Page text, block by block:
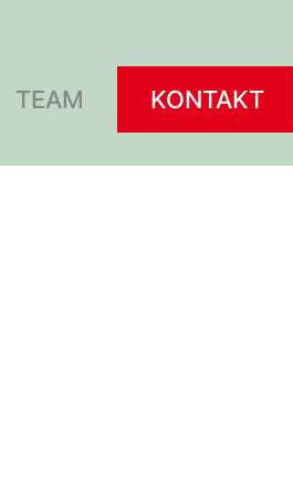
TEAM KONTAKT